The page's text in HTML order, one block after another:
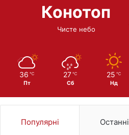
Конотоп
Чисте небо
36 ℃
Пт
27 ℃
Сб
25 ℃
Нд
Популярні Останні